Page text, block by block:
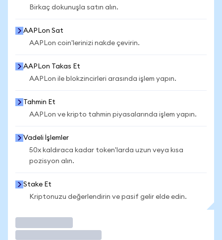
Birkaç dokunuşla satın alın.
AAPLon Sat
AAPLon coin'lerinizi nakde çevirin.
AAPLon Takas Et
AAPLon ile blokzincirleri arasında işlem yapın.
Tahmin Et
AAPLon ve kripto tahmin piyasalarında işlem yapın.
Vadeli İşlemler
50x kaldıraca kadar token'larda uzun veya kısa
pozisyon alın.
Stake Et
Kriptonuzu değerlendirin ve pasif gelir elde edin.